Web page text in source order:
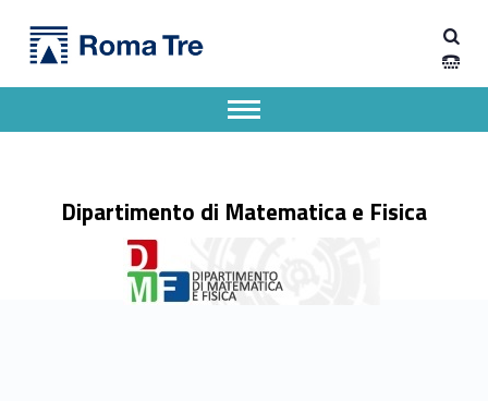
Seminario Geometria: Francesco Sala (Pisa) - Dipartimento di Matematica e Fisica
Dipartimento di Matematica e Fisica dell'Università degli Studi Roma Tre
Dipartimento di Matematica e Fisica
Apri il menu secondario
Header info sidebar